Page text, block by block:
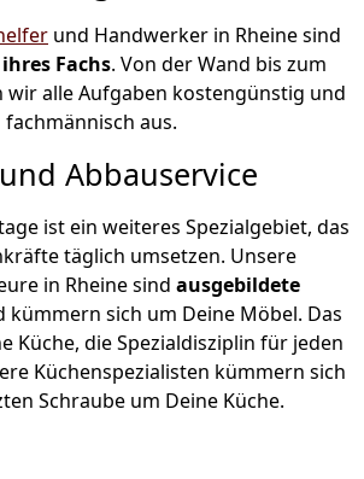
und Handwerker in Rheine sind
Fachs. Von der Wand bis zum
wir alle Aufgaben kostengünstig und
fachmännisch aus.
Abbauservice
ist ein weiteres Spezialgebiet, das
täglich umsetzen. Unsere
in Rheine sind ausgebildete
kümmern sich um Deine Möbel. Das
Küche, die Spezialdisziplin für jeden
Küchenspezialisten kümmern sich
Schraube um Deine Küche.